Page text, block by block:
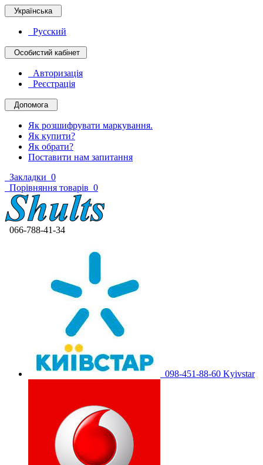
Українська
Русский
Особистий кабінет
Авторизація
Реєстрація
Допомога
Як розшифрувати маркування.
Як купити?
Як обрати?
Поставити нам запитання
Закладки 0
Порівняння товарів 0
066-788-41-34
098-451-88-60 Kyivstar